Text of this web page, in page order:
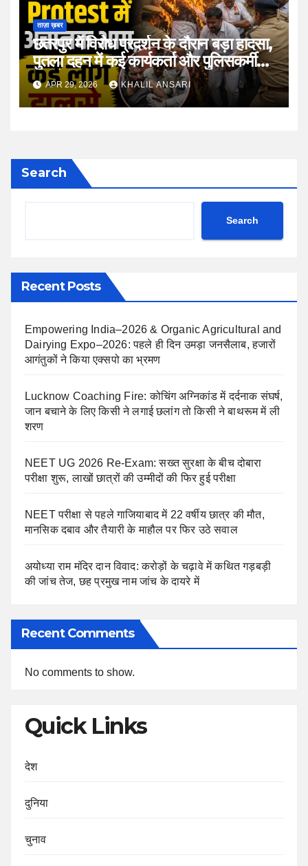
ताज़ा ख़बर
छतरपुर में विरोध प्रदर्शन के दौरान बड़ा हादसा,
पुतला दहन में कई कार्यकर्ता और पुलिसकर्मी
झुलसे
APR 29, 2026 KHALIL ANSARI
Search
Search
Recent Posts
Empowering India–2026 & Organic Agricultural and
Dairying Expo–2026: पहले ही दिन उमड़ा जनसैलाब, हजारों
आगंतुकों ने किया एक्सपो का भ्रमण
Lucknow Coaching Fire: कोचिंग अग्निकांड में दर्दनाक संघर्ष,
जान बचाने के लिए किसी ने लगाई छलांग तो किसी ने बाथरूम में ली
शरण
NEET UG 2026 Re-Exam: सख्त सुरक्षा के बीच दोबारा
परीक्षा शुरू, लाखों छात्रों की उम्मीदों की फिर हुई परीक्षा
NEET परीक्षा से पहले गाजियाबाद में 22 वर्षीय छात्र की मौत,
मानसिक दबाव और तैयारी के माहौल पर फिर उठे सवाल
अयोध्या राम मंदिर दान विवाद: करोड़ों के चढ़ावे में कथित गड़बड़ी
की जांच तेज, छह प्रमुख नाम जांच के दायरे में
Recent Comments
No comments to show.
Quick Links
देश
दुनिया
चुनाव